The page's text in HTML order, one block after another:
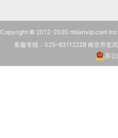
Copyright © 2012-2020 milanvip.com Inc.
客服专线：025-83112228 南京市玄
苏